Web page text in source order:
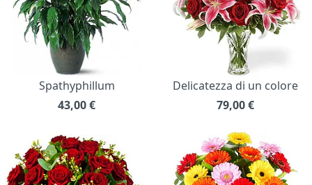
Spathyphillum
43,00€
Delicatezza di un colore
79,00€